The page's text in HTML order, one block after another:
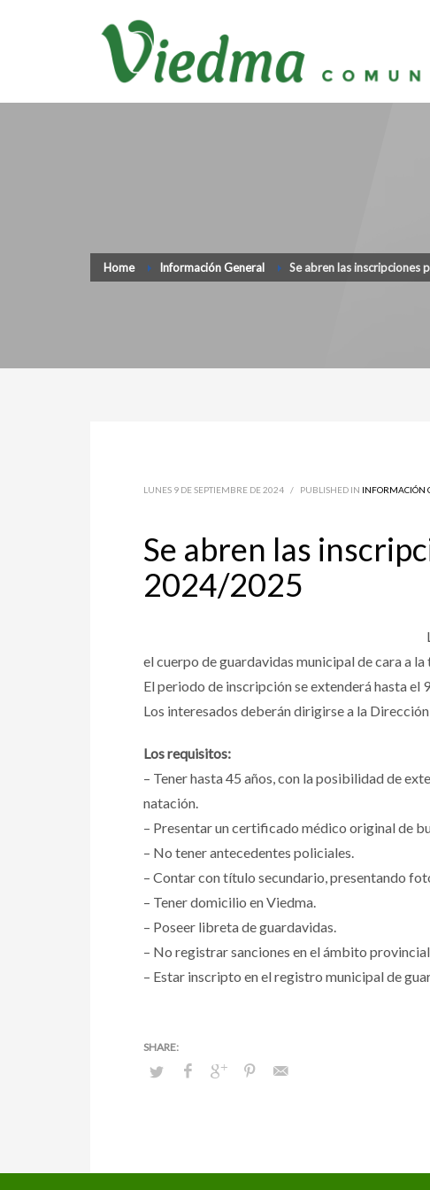
Home Información General Se abren las
LUNES 9 DE SEPTIEMBRE DE 2024 / PUBLISHED IN INFORMACIÓN
Se abren las
2024/2025
el cuerpo de guardavidas municipal de cara a
El periodo de inscripción se extenderá hasta el
Los interesados deberán dirigirse a la
Los requisitos:
– Tener hasta 45 años, con la posibilidad de
natación.
– Presentar un certificado médico original de
– No tener antecedentes policiales.
– Contar con título secundario, presentando
– Tener domicilio en Viedma.
– Poseer libreta de guardavidas.
– No registrar sanciones en el ámbito
– Estar inscripto en el registro municipal de